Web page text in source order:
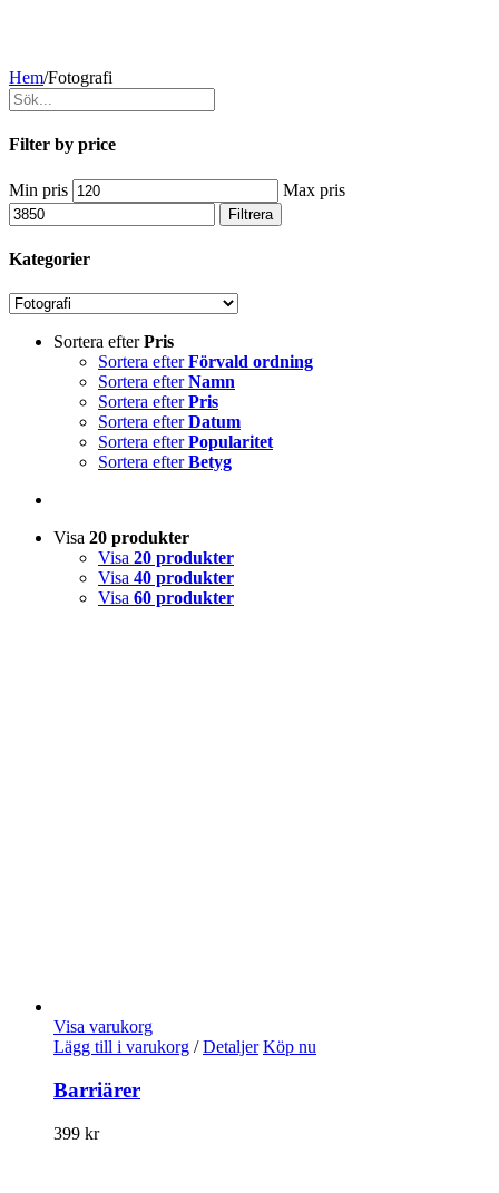
Hem/Fotografi
Filter by price
Min pris Max pris
Filtrera
Kategorier
Sortera efterPris
Sortera efterFörvald ordning
Sortera efterNamn
Sortera efterPris
Sortera efterDatum
Sortera efterPopularitet
Sortera efterBetyg
Visa 20 produkter
Visa 20 produkter
Visa 40 produkter
Visa 60 produkter
Visa varukorg
Lägg till i varukorg / Detaljer Köp nu
Barriärer
399 kr